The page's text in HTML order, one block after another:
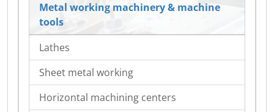
Metal working machinery & machine
tools
Lathes
Sheet metal working
Horizontal machining centers